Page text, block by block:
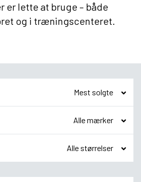
lette at bruge – både
og i træningscenteret.